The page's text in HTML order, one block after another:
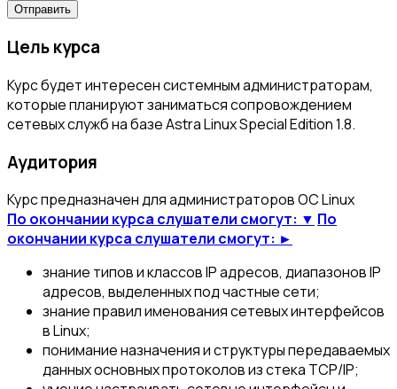
Цель курса
Курс будет интересен системным администраторам,
которые планируют заниматься сопровождением
сетевых служб на базе Astra Linux Special Edition 1.8.
Аудитория
Курс предназначен для администраторов ОС Linux
По окончании курса слушатели смогут: ▼ По
окончании курса слушатели смогут: ►
знание типов и классов IP адресов, диапазонов IP
адресов, выделенных под частные сети;
знание правил именования сетевых интерфейсов
в Linux;
понимание назначения и структуры передаваемых
данных основных протоколов из стека TCP/IP;